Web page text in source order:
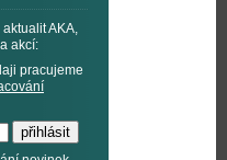
AKA,
akcí:
pracujeme